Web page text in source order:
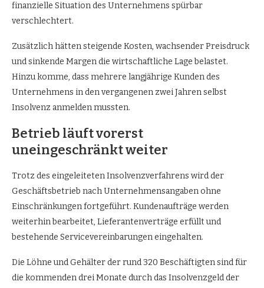
finanzielle Situation des Unternehmens spürbar
verschlechtert.
Zusätzlich hätten steigende Kosten, wachsender Preisdruck
und sinkende Margen die wirtschaftliche Lage belastet.
Hinzu komme, dass mehrere langjährige Kunden des
Unternehmens in den vergangenen zwei Jahren selbst
Insolvenz anmelden mussten.
Betrieb läuft vorerst
uneingeschränkt weiter
Trotz des eingeleiteten Insolvenzverfahrens wird der
Geschäftsbetrieb nach Unternehmensangaben ohne
Einschränkungen fortgeführt. Kundenaufträge werden
weiterhin bearbeitet, Lieferantenverträge erfüllt und
bestehende Servicevereinbarungen eingehalten.
Die Löhne und Gehälter der rund 320 Beschäftigten sind für
die kommenden drei Monate durch das Insolvenzgeld der